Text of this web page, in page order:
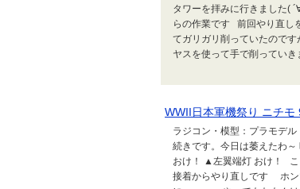
タワーを拝みに行きました
らの作業です 前回やり直し
てガリガリ削っていたので
ヤスを使って手で削ってい
WWII日本軍機祭り ニチモ
ラジコン・模型：プラモデ
続きです。今日は萎えたわ
おけ！ ▲左翼端灯 おけ！ こ
接着からやり直しです ホン